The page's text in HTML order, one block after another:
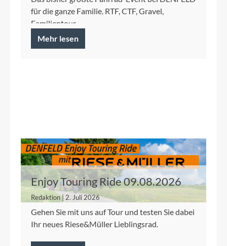
für die ganze Familie. RTF, CTF, Gravel,
Familientour.
Mehr lesen
Enjoy Touring Ride 09.08.2026
Redaktion | 2. Juli 2026
Gehen Sie mit uns auf Tour und testen Sie dabei
Ihr neues Riese&Müller Lieblingsrad.